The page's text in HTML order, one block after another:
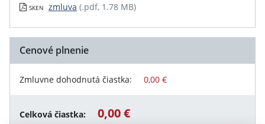
SKEN zmluva (.pdf, 1.78 MB)
Cenové plnenie
Zmluvne dohodnutá čiastka: 0,00 €
Celková čiastka: 0,00 €